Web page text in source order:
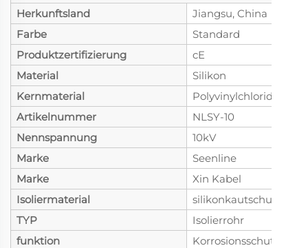
Herkunftsland
Jiangsu, China
Farbe
Standard
Produktzertifizierung
cE
Material
Silikon
Kernmaterial
Polyvinylchlorid
Artikelnummer
NLSY-10
Nennspannung
10kV
Marke
Seenline
Marke
Xin Kabel
Isoliermaterial
silikonkautschuk
TYP
Isolierrohr
funktion
Korrosionsschutz